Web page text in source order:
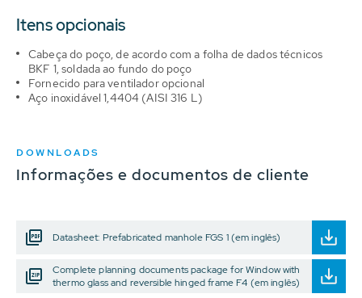
Itens opcionais
Cabeça do poço, de acordo com a folha de dados técnicos
BKF 1, soldada ao fundo do poço
Fornecido para ventilador opcional
Aço inoxidável 1,4404 (AISI 316 L)
DOWNLOADS
Informações e documentos de cliente
Datasheet: Prefabricated manhole FGS 1 (em inglês)
Complete planning documents package for Window with
thermo glass and reversible hinged frame F4 (em inglês)